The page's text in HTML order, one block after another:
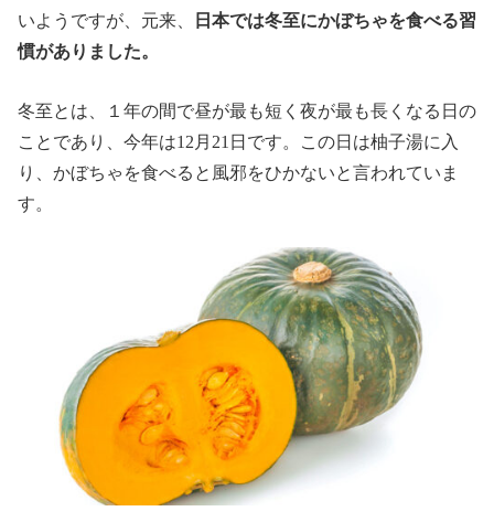
いようですが、元来、
日本では冬至にかぼちゃを食べる習
慣がありました。
冬至とは、１年の間で昼が最も短く夜が最も長くなる日の
ことであり、今年は12月21日です。この日は柚子湯に入
り、かぼちゃを食べると風邪をひかないと言われていま
す。